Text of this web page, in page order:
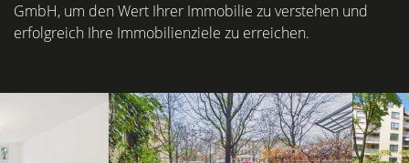
GmbH, um den Wert Ihrer Immobilie zu verstehen und
erfolgreich Ihre Immobilienziele zu erreichen.